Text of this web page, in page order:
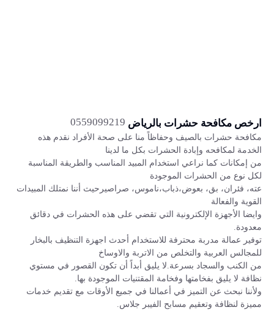
ارخص مكافحة حشرات بالرياض
مكافحة حشرات بالصيف وحفاظاً منا على صحة الأفراد نقدم هذه
الخدمة لمكافحه وإبادة الحشرات بكل ما لدينا
من إمكانات كما نراعي استخدام المبيد المناسب والطريقة المناسبة
لكل نوع من الحشرات الموجودة
عته، فئران، بق، بعوض،ذباب،ناموس، صراصيرحيث أننا نمتلك المبيدات
القوية والفعالة
وايضا الأجهزة الإلكترونية التي تقضي على هذه الحشرات في دقائق
معدودة.
توفير عمالة مدربة محترفة للاستخدام أحدث اجهزة التنظيف بالبخار
للمجالس العربية والتخلص من الاتربة والاوساخ
من الكنب والسجاد بسرعة.لا يليق أبداً أن تكون القصور في مستوي
نظافة لا يليق بفخامتها وفخامة المقتنيات الموجودة بها.
ولأننا نبحث عن التميز في أعمالنا في جميع الأوقات مع تقديم خدمات
مميزة لنظافة وتعقيم مسابح الفيبر جلاس.